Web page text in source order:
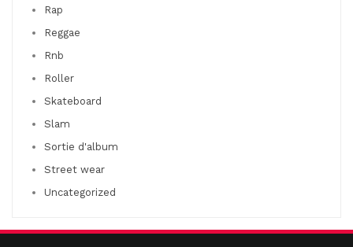
Rap
Reggae
Rnb
Roller
Skateboard
Slam
Sortie d'album
Street wear
Uncategorized